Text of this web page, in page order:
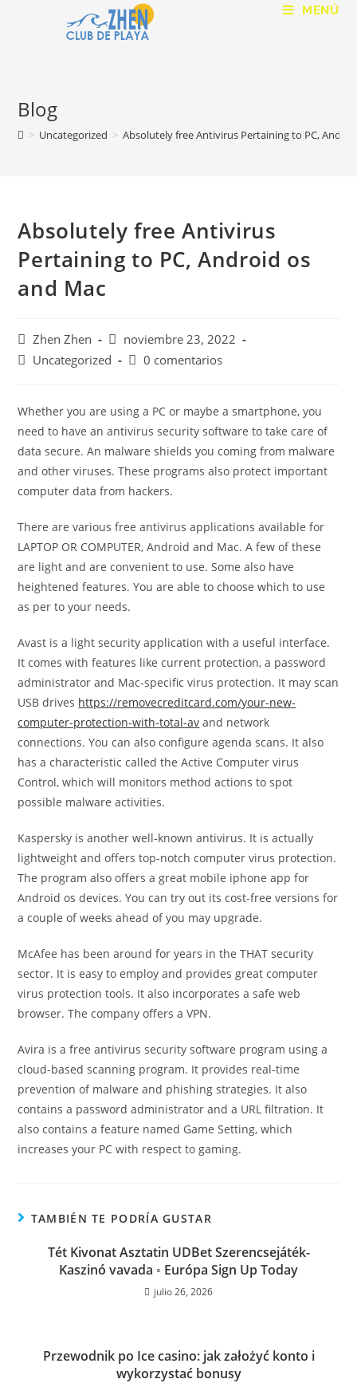
MENÚ
Blog
> Uncategorized > Absolutely free Antivirus Pertaining to PC,
Absolutely free Antivirus
Pertaining to PC, Android os
and Mac
Zhen Zhen
noviembre 23, 2022
Uncategorized
0 comentarios
Whether you are using a PC or maybe a smartphone, you
need to have an antivirus security software to take care of
data secure. An malware shields you coming from malware
and other viruses. These programs also protect important
computer data from hackers.
There are various free antivirus applications available for
LAPTOP OR COMPUTER, Android and Mac. A few of these
are light and are convenient to use. Some also have
heightened features. You are able to choose which to use
as per to your needs.
Avast is a light security application with a useful interface.
It comes with features like current protection, a password
administrator and Mac-specific virus protection. It may scan
USB drives https://removecreditcard.com/your-new-
computer-protection-with-total-av and network
connections. You can also configure agenda scans. It also
has a characteristic called the Active Computer virus
Control, which will monitors method actions to spot
possible malware activities.
Kaspersky is another well-known antivirus. It is actually
lightweight and offers top-notch computer virus protection.
The program also offers a great mobile iphone app for
Android os devices. You can try out its cost-free versions for
a couple of weeks ahead of you may upgrade.
McAfee has been around for years in the THAT security
sector. It is easy to employ and provides great computer
virus protection tools. It also incorporates a safe web
browser. The company offers a VPN.
Avira is a free antivirus security software program using a
cloud-based scanning program. It provides real-time
prevention of malware and phishing strategies. It also
contains a password administrator and a URL filtration. It
also contains a feature named Game Setting, which
increases your PC with respect to gaming.
TAMBIÉN TE PODRÍA GUSTAR
Tét Kivonat Asztatin UDBet Szerencsejáték-
Kaszinó vavada ◦ Európa Sign Up Today
julio 26, 2026
Przewodnik po Ice casino: jak założyć konto i
wykorzystać bonusy